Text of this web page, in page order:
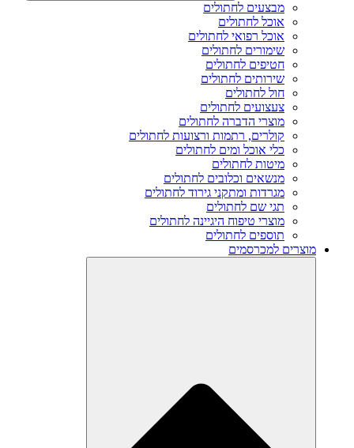
מבצעים לחתולים
אוכל לחתולים
אוכל רפואי לחתולים
שימורים לחתולים
חטיפים לחתולים
שירותים לחתולים
חול לחתולים
צעצועים לחתולים
מוצרי הדברה לחתולים
קולרים, רתמות ורצועות לחתולים
כלי אוכל ומים לחתולים
מיטות לחתולים
מנשאים וכלובים לחתולים
מגרדות ומתקני גירוד לחתולים
תגי שם לחתולים
מוצרי טיפוח היגיינה לחתולים
תוספים לחתולים
מוצרים למכרסמים